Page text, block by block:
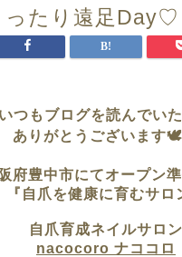
ったり遠足Day♡
いつもブログを読んでい
ありがとうございます🕊
府豊中市にてオープン
『自爪を健康に育むサロ
自爪育成ネイルサロン
nacocoro ナココロ